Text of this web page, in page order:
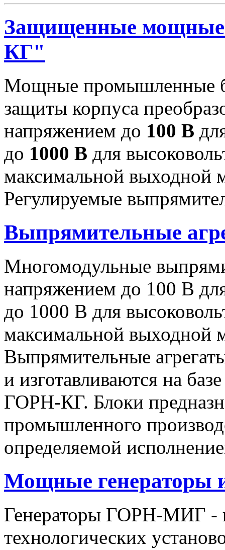
Защищенные
КГ"
Мощные промышленные
защиты корпуса
напряжением до 100 В
до 1000 В для
максимальной
Регулируемые
Выпрямительные
Многомодульные
напряжением до 100 В
до 1000 В для
максимальной
Выпрямительные
и изготавливаются на
ГОРН-КГ. Блоки
промышленного
определяемой
Мощные
Генераторы ГОРН-МИГ -
технологических